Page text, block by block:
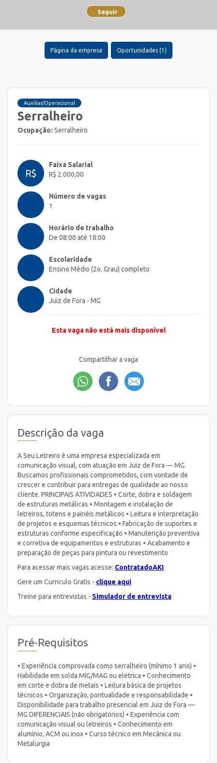
Seguir
Página da empresa Oportunidades (1)
Auxiliar/Operacional
Serralheiro
Ocupação: Serralheiro
R$
Faixa Salarial
R$ 2.000,00
Número de vagas
1
Horário de trabalho
De 08:00 até 18:00
Escolaridade
Ensino Médio (2o. Grau) completo
Cidade
Juiz de Fora - MG
Esta vaga não está mais disponível
Compartilhar a vaga
Descrição da vaga
A Seu Letreiro é uma empresa especializada em
comunicação visual, com atuação em Juiz de Fora — MG.
Buscamos profissionais comprometidos, com vontade de
crescer e contribuir para entregas de qualidade ao nosso
cliente. PRINCIPAIS ATIVIDADES • Corte, dobra e soldagem
de estruturas metálicas • Montagem e instalação de
letreiros, totens e painéis metálicos • Leitura e interpretação
de projetos e esquemas técnicos • Fabricação de suportes e
estruturas conforme especificação • Manutenção preventiva
e corretiva de equipamentos e estruturas • Acabamento e
preparação de peças para pintura ou revestimento
Para acessar mais vagas acesse: ContratadoAKI
Gere um Curriculo Gratis - clique aqui
Treine para entrevistas - Simulador de entrevista
Pré-Requisitos
• Experiência comprovada como serralheiro (mínimo 1 ano) •
Habilidade em solda MIG/MAG ou elétrica • Conhecimento
em corte e dobra de metais • Leitura básica de projetos
técnicos • Organização, pontualidade e responsabilidade •
Disponibilidade para trabalho presencial em Juiz de Fora —
MG DIFERENCIAIS (não obrigatórios) • Experiência com
comunicação visual ou letreiros • Conhecimento em
alumínio, ACM ou inox • Curso técnico em Mecânica ou
Metalurgia